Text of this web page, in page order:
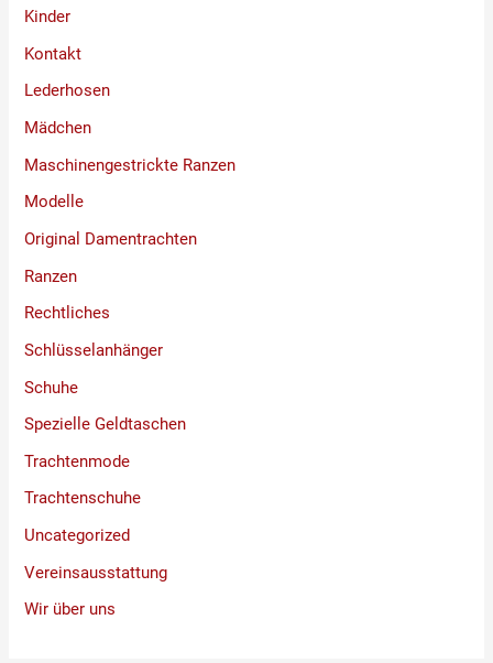
Kinder
Kontakt
Lederhosen
Mädchen
Maschinengestrickte Ranzen
Modelle
Original Damentrachten
Ranzen
Rechtliches
Schlüsselanhänger
Schuhe
Spezielle Geldtaschen
Trachtenmode
Trachtenschuhe
Uncategorized
Vereinsausstattung
Wir über uns